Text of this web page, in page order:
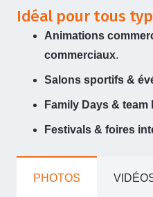
Idéal pour tous
Animations
commerciaux.
Salons sportifs &
Family Days &
Festivals & foires
PHOTOS